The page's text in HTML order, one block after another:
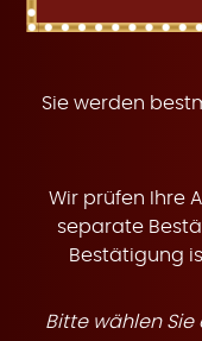
r Sie werden
Wir prüfen Ihre
separate
Bestätigung
Bitte wählen Sie